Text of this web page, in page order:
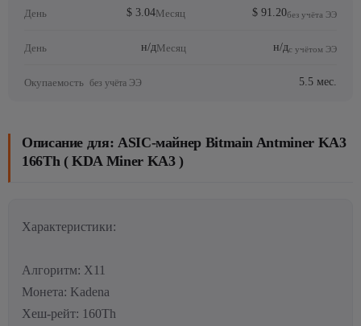
День $ 3.04Месяц $ 91.20без учёта ЭЭ
День н/дМесяц н/дс учётом ЭЭ
Окупаемость без учёта ЭЭ 5.5 мес.
Описание для: ASIC-майнер Bitmain Antminer KA3
166Th ( KDA Miner KA3 )
Характеристики:
Алгоритм: X11
Монета: Kadena
Хеш-рейт: 160Th